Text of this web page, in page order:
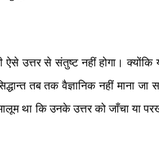
उत्तर से संतुष्ट नहीं होगा। क्योंकि
सिद्धान्त तब तक वैज्ञानिक नहीं
था कि उनके उत्तर को जाँचा या